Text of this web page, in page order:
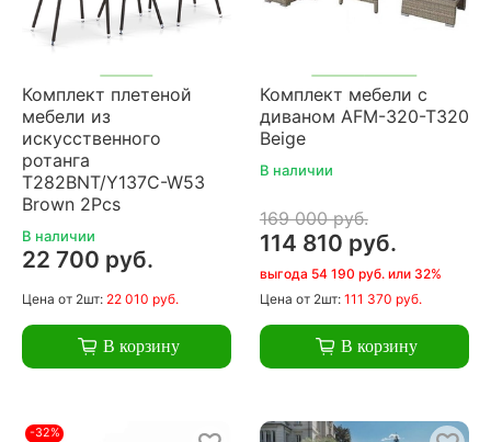
Комплект плетеной
мебели из
искусственного
ротанга
T282BNT/Y137C-W53
Brown 2Pcs
В наличии
22 700 руб.
Цена от 2шт: 22 010 руб.
В корзину
Комплект мебели с
диваном AFM-320-T320
Beige
В наличии
169 000 руб.
114 810 руб.
выгода 54 190 руб. или 32%
Цена от 2шт: 111 370 руб.
В корзину
-32%